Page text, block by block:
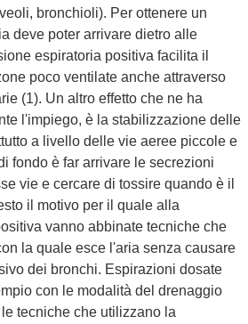
bronchioli). Per ottenere un
deve poter arrivare dietro alle
espiratoria positiva facilita il
poco ventilate anche attraverso
(1). Un altro effetto che ne ha
l'impiego, è la stabilizzazione delle
a livello delle vie aeree piccole e
fondo è far arrivare le secrezioni
vie e cercare di tossire quando è il
il motivo per il quale alla
vanno abbinate tecniche che
la quale esce l'aria senza causare
dei bronchi. Espirazioni dosate
con le modalità del drenaggio
tecniche che utilizzano la